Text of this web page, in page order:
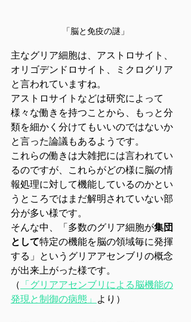
「脳と免疫の謎」
主なグリア細胞は、アストロサイト、
オリゴデンドロサイト、ミクログリア
と言われていますね。
アストロサイトなどは研究によって
様々な働きを持つことから、もっと分
類を細かく分けてもいいのではないか
と言った論議もあるようです。
これらの働きは大雑把には言われてい
るのですが、これらがどの様に脳の情
報処理に対して機能しているのかとい
うところではまだ解明されていない部
分が多い様です。
そんな中、「多数のグリア細胞が集団
として特定の機能を脳の領域毎に発揮
する」というグリアアセンブリの概念
が出来上がった様です。
（「グリアアセンブリによる脳機能の
発現と制御の病態」より）